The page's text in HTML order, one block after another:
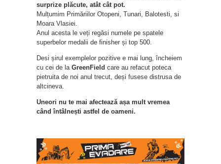
surprize plăcute, atât cât pot.
Mulțumim Primăriilor Otopeni, Tunari, Balotesti, si
Moara Vlasiei.
Anul acesta le veți regăsi numele pe spatele
superbelor medalii de finisher și top 500.
Desi șirul exemplelor pozitive e mai lung, încheiem
cu cei de laGreenField care au refacut poteca
pietruita de noi anul trecut, deși fusese distrusa de
altcineva.
Uneori nu te mai afectează așa mult vremea
când întâlnești astfel de oameni.